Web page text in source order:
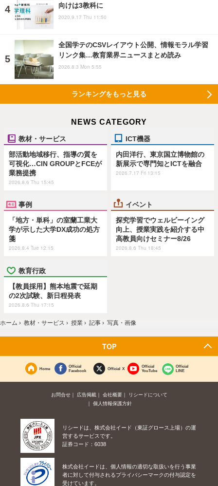
向けは3教科に
2020.9.17 Thu 11:50
全国学テのCSVレイアウト公開、情報モラル学習
リンク集…教育業界ニュースまとめ読み
2026.8.3 Mon 5:55
ランキングをもっと見る
NEWS CATEGORY
教材・サービス
部活動地域移行、指導の質を
可視化…CIN GROUPとFCEが
業務提携
2026.8.6 Thu 15:45
ICT機器
内田洋行、東京国立博物館の
新展示で専門知とICTを融合
2026.7.17 Fri 13:15
事例
「地方・単科」の室蘭工業大
学が示した大学DX成功の処方
箋
2026.8.4 Tue 12:15
イベント
探究学習でウェルビーイング
向上、授業実践を紹介する中
高教員向けセミナー8/26
2026.8.6 Thu 18:45
教育行政
【教員採用】熊本地震で延期
の2次試験、新日程発表
2026.8.6 Thu 17:15
ホーム › 教材・サービス › 授業 › 記事 › 写真・画像
TOP
Home
Official
Facebook
Official X
Official
YouTube
Official
LINE
お問合せ 広告掲載 会社概要
リシードについて
個人情報保護方針
リシードは、株式会社イード（東証グロース上場）の運
営するサービスです。
証券コード：6038
株式会社イードは、個人情報の適切な取扱いを行う事業
者に対して付与されるプライバシーマークの付与認定を
受けています。